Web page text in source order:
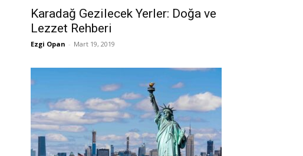
Karadağ Gezilecek Yerler: Doğa ve
Lezzet Rehberi
Ezgi Opan - Mart 19, 2019